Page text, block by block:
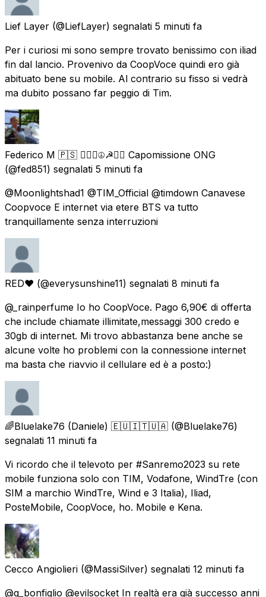
Lief Layer (@LiefLayer) segnalati 5 minuti fa
Per i curiosi mi sono sempre trovato benissimo con iliad
fin dal lancio. Provenivo da CoopVoce quindi ero già
abituato bene su mobile. Al contrario su fisso si vedrà
ma dubito possano far peggio di Tim.
Federico M 🇵🇸 ✊🏿🌈☮️☭🏴‍☠️ Capomissione ONG
(@fed851) segnalati 5 minuti fa
@Moonlightshad1 @TIM_Official @timdown Canavese
Coopvoce E internet via etere BTS va tutto
tranquillamente senza interruzioni
RED♥ (@everysunshine11) segnalati 8 minuti fa
@_rainperfume Io ho CoopVoce. Pago 6,90€ di offerta
che include chiamate illimitate,messaggi 300 credo e
30gb di internet. Mi trovo abbastanza bene anche se
alcune volte ho problemi con la connessione internet
ma basta che riavvio il cellulare ed è a posto:)
🌈Bluelake76 (Daniele) 🇪🇺🇮🇹🇺🇦 (@Bluelake76)
segnalati 11 minuti fa
Vi ricordo che il televoto per #Sanremo2023 su rete
mobile funziona solo con TIM, Vodafone, WindTre (con
SIM a marchio WindTre, Wind e 3 Italia), Iliad,
PosteMobile, CoopVoce, ho. Mobile e Kena.
Cecco Angiolieri (@MassiSilver) segnalati 12 minuti fa
@g_bonfiglio @evilsocket In realtà era già successo anni